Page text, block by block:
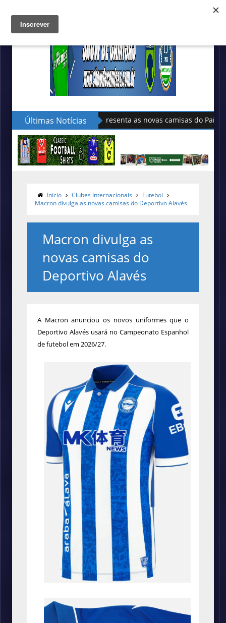
Últimas Notícias
Sudu apresenta as novas camisas do País de Gales
Início Clubes Internacionais
Futebol
Macron divulga as novas camisas do Deportivo Alavés
Macron divulga as
novas camisas do
Deportivo Alavés
A Macron anunciou os novos uniformes que o
Deportivo Alavés usará no Campeonato Espanhol
de futebol em 2026/27.